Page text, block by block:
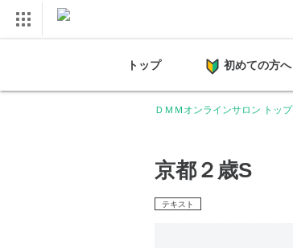
トップ 初めての方へ
ＤＭＭオンラインサロン トップ
京都２歳S
テキスト